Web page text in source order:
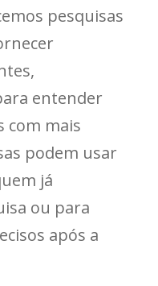
pesquisas
entender
com mais
podem usar
já
ou para
após a